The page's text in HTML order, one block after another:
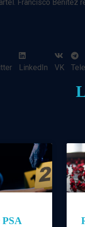
Francisco Benítez
LinkedIn VK